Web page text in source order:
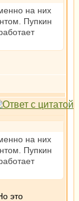
на них
Пупкин
на них
Пупкин
это